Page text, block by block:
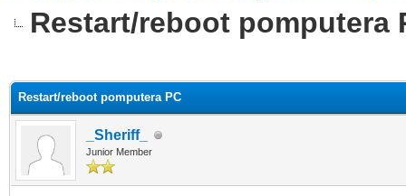
Restart/reboot pomputera
Restart/reboot pomputera PC
_Sheriff_
Junior Member